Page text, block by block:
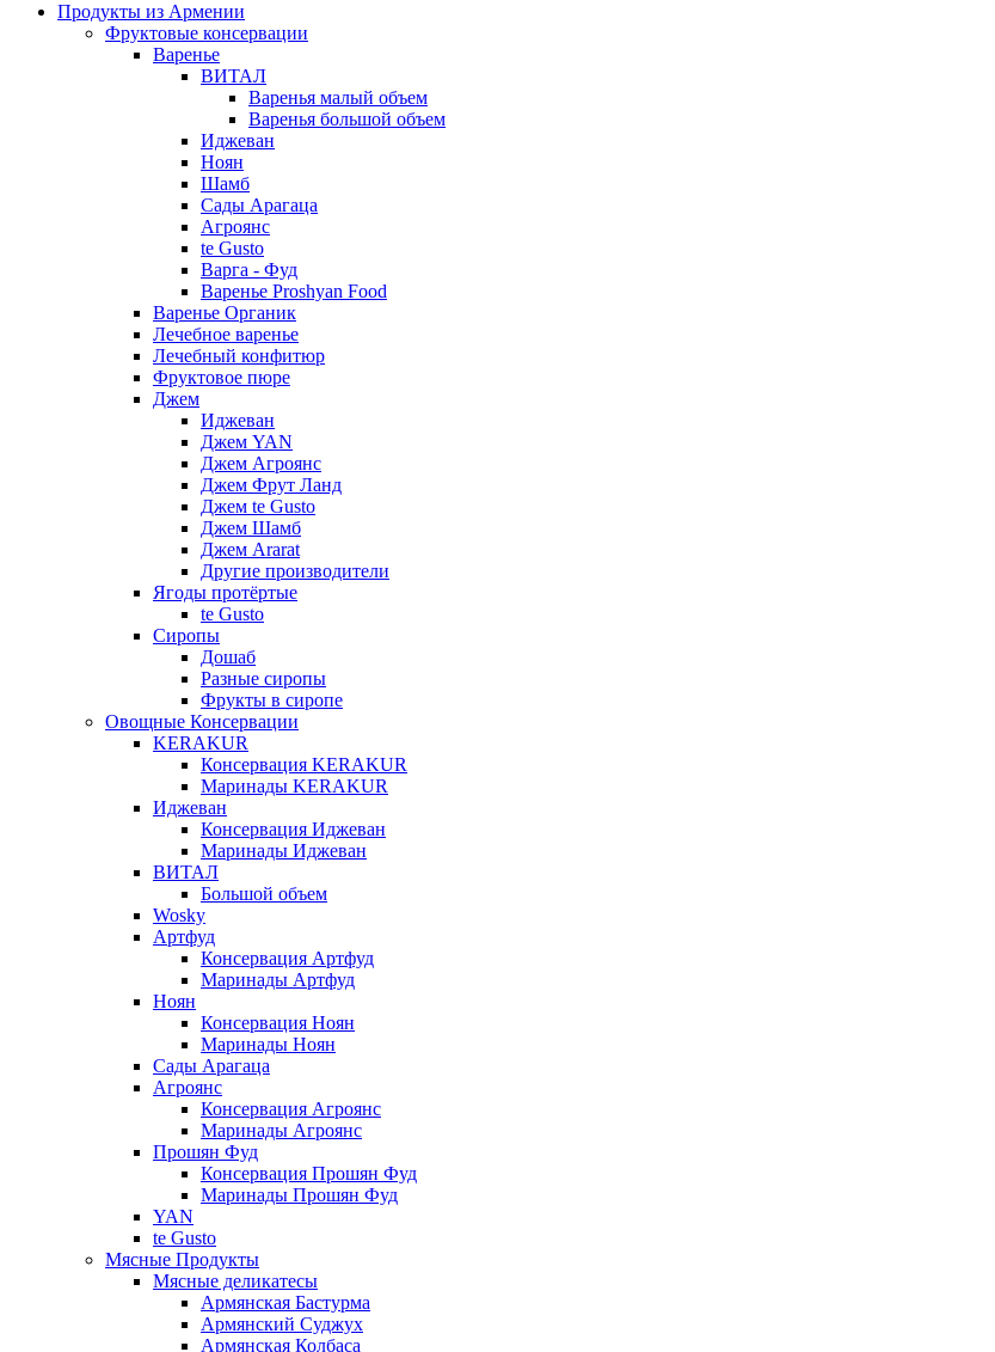
Продукты из Армении
Фруктовые консервации
Варенье
ВИТАЛ
Варенья малый объем
Варенья большой объем
Иджеван
Ноян
Шамб
Сады Арагаца
Агроянс
te Gusto
Варга - Фуд
Варенье Proshyan Food
Варенье Органик
Лечебное варенье
Лечебный конфитюр
Фруктовое пюре
Джем
Иджеван
Джем YAN
Джем Агроянс
Джем Фрут Ланд
Джем te Gusto
Джем Шамб
Джем Ararat
Другие производители
Ягоды протёртые
te Gusto
Сиропы
Дошаб
Разные сиропы
Фрукты в сиропе
Овощные Консервации
KERAKUR
Консервация KERAKUR
Маринады KERAKUR
Иджеван
Консервация Иджеван
Маринады Иджеван
ВИТАЛ
Большой объем
Wosky
Артфуд
Консервация Артфуд
Маринады Артфуд
Ноян
Консервация Ноян
Маринады Ноян
Сады Арагаца
Агроянс
Консервация Агроянс
Маринады Агроянс
Прошян Фуд
Консервация Прошян Фуд
Маринады Прошян Фуд
YAN
te Gusto
Мясные Продукты
Мясные деликатесы
Армянская Бастурма
Армянский Суджух
Армянская Колбаса